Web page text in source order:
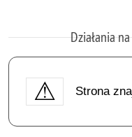
Działania
Strona